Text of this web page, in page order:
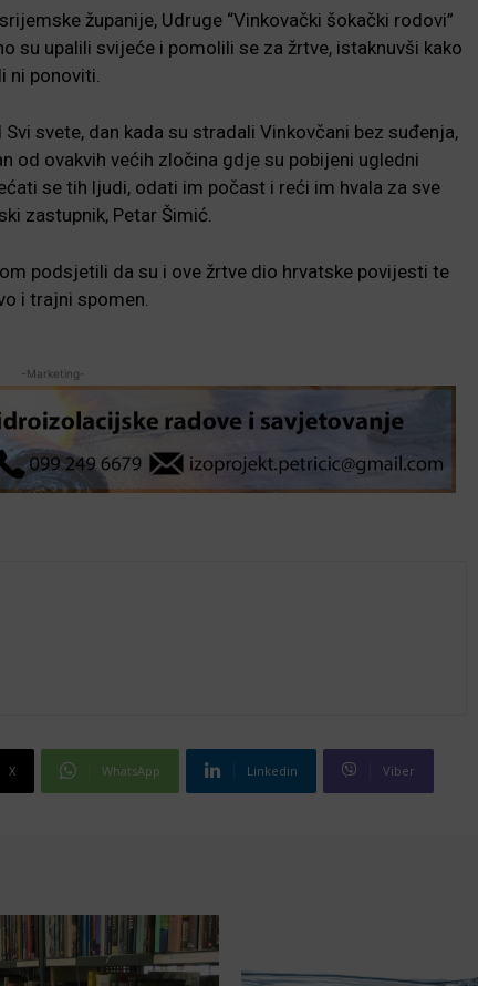
županije, Udruge “Vinkovački šokački rodovi”
su upalili svijeće i pomolili se za žrtve, istaknuvši kako
ni ponoviti.
svete, dan kada su stradali Vinkovčani bez suđenja,
od ovakvih većih zločina gdje su pobijeni ugledni
se tih ljudi, odati im počast i reći im hvala za sve
zastupnik, Petar Šimić.
podsjetili da su i ove žrtve dio hrvatske povijesti te
i trajni spomen.
-Marketing-
X WhatsApp Linkedin Viber